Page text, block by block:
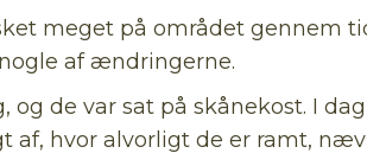
meget på området gennem
af ændringerne.
de var sat på skånekost. I
hvor alvorligt de er ramt,